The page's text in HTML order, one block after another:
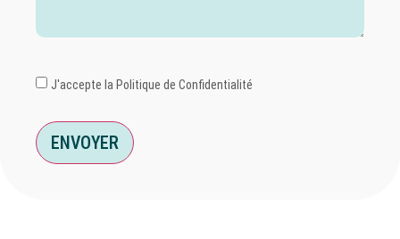
J'accepte la Politique de Confidentialité
ENVOYER